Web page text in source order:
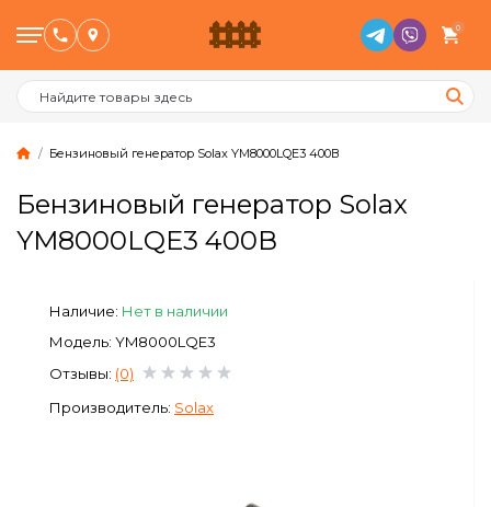
0
Пчеловодство
Бензиновый генератор Solax YM8000LQE3 400В
Бензиновый генератор Solax
YM8000LQE3 400В
Наличие: Нет в наличии
Модель: YM8000LQE3
Отзывы: (0)
Производитель: Solax